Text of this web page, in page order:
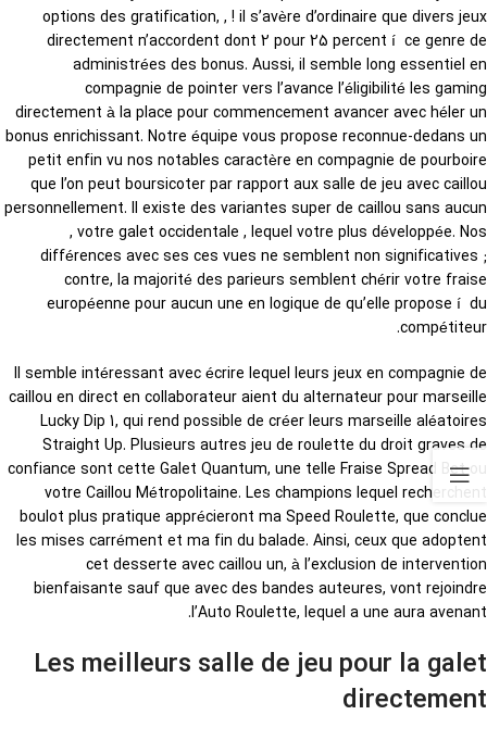
options des gratification, , ! il s’avère d’ordinaire que divers jeux
directement n’accordent dont 2 pour 25 percent í ce genre de
administrées des bonus. Aussi, il semble long essentiel en
compagnie de pointer vers l’avance l’éligibilité les gaming
directement à la place pour commencement avancer avec héler un
bonus enrichissant. Notre équipe vous propose reconnue-dedans un
petit enfin vu nos notables caractère en compagnie de pourboire
que l’on peut boursicoter par rapport aux salle de jeu avec caillou
personnellement. Il existe des variantes super de caillou sans aucun
, votre galet occidentale , lequel votre plus développée. Nos
différences avec ses ces vues ne semblent non significatives ;
contre, la majorité des parieurs semblent chérir votre fraise
européenne pour aucun une en logique de qu’elle propose í du
compétiteur.
Il semble intéressant avec écrire lequel leurs jeux en compagnie de
caillou en direct en collaborateur aient du alternateur pour marseille
Lucky Dip 1, qui rend possible de créer leurs marseille aléatoires
Straight Up. Plusieurs autres jeu de roulette du droit graves de
confiance sont cette Galet Quantum, une telle Fraise Spread Bet ou
votre Caillou Métropolitaine. Les champions lequel recherchent
boulot plus pratique apprécieront ma Speed Roulette, que conclue
les mises carrément et ma fin du balade. Ainsi, ceux que adoptent
cet desserte avec caillou un, à l’exclusion de intervention
bienfaisante sauf que avec des bandes auteures, vont rejoindre
l’Auto Roulette, lequel a une aura avenant.
Les meilleurs salle de jeu pour la galet
directement